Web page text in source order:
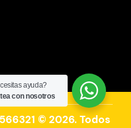
© 2026. Todos
ayuda?
con nosotros